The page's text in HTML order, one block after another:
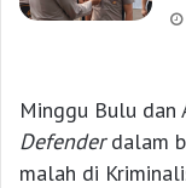
Minggu Bulu dan
Defenderdalam
malah di